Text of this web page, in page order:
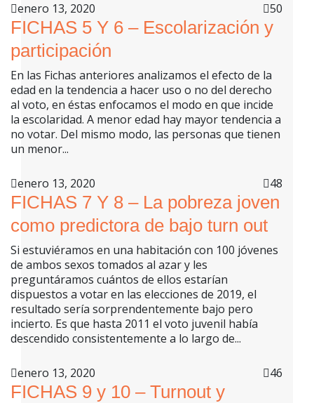
enero 13, 2020 50
FICHAS 5 Y 6 – Escolarización y
participación
En las Fichas anteriores analizamos el efecto de la
edad en la tendencia a hacer uso o no del derecho
al voto, en éstas enfocamos el modo en que incide
la escolaridad. A menor edad hay mayor tendencia a
no votar. Del mismo modo, las personas que tienen
un menor...
enero 13, 2020 48
FICHAS 7 Y 8 – La pobreza joven
como predictora de bajo turn out
Si estuviéramos en una habitación con 100 jóvenes
de ambos sexos tomados al azar y les
preguntáramos cuántos de ellos estarían
dispuestos a votar en las elecciones de 2019, el
resultado sería sorprendentemente bajo pero
incierto. Es que hasta 2011 el voto juvenil había
descendido consistentemente a lo largo de...
enero 13, 2020 46
FICHAS 9 y 10 – Turnout y